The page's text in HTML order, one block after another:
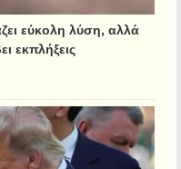
εύκολη λύση, αλλά
εκπλήξεις